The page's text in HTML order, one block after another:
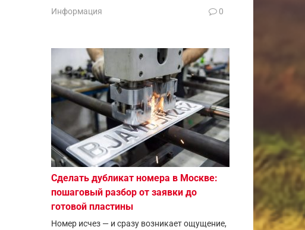
Информация 0
Сделать дубликат номера в Москве:
пошаговый разбор от заявки до
готовой пластины
Номер исчез — и сразу возникает ощущение,